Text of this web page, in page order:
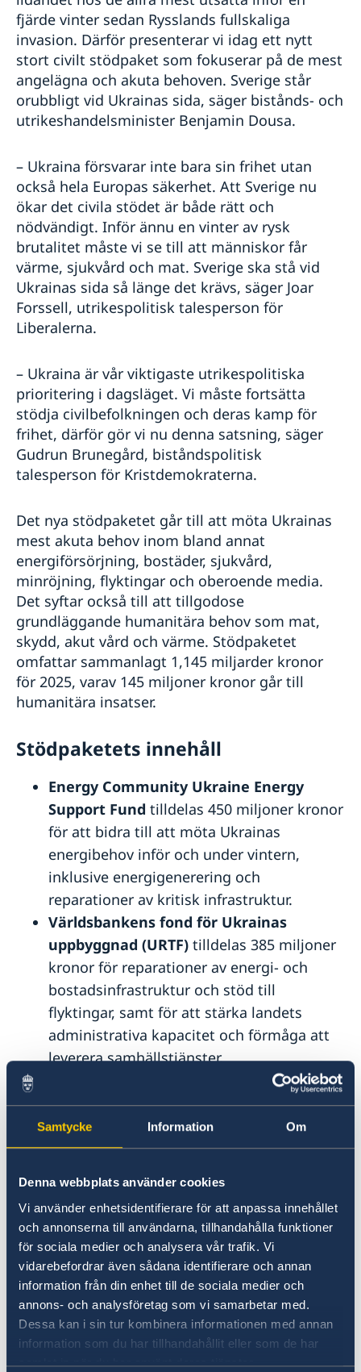
Samtycke Information Om
Denna webbplats använder cookies
Vi använder enhetsidentifierare för att anpassa innehållet
och annonserna till användarna, tillhandahålla funktioner
för sociala medier och analysera vår trafik. Vi
vidarebefordrar även sådana identifierare och annan
information från din enhet till de sociala medier och
annons- och analysföretag som vi samarbetar med.
Dessa kan i sin tur kombinera informationen med annan
information som du har tillhandahållit eller som de har
samlat in när du har använt deras tjänster.
fjärde vinter sedan Rysslands fullskaliga
invasion. Därför presenterar vi idag ett nytt
stort civilt stödpaket som fokuserar på de mest
angelägna och akuta behoven. Sverige står
orubbligt vid Ukrainas sida, säger bistånds- och
utrikeshandelsminister Benjamin Dousa.
– Ukraina försvarar inte bara sin frihet utan
också hela Europas säkerhet. Att Sverige nu
ökar det civila stödet är både rätt och
nödvändigt. Inför ännu en vinter av rysk
brutalitet måste vi se till att människor får
värme, sjukvård och mat. Sverige ska stå vid
Ukrainas sida så länge det krävs, säger Joar
Forssell, utrikespolitisk talesperson för
Liberalerna.
– Ukraina är vår viktigaste utrikespolitiska
prioritering i dagsläget. Vi måste fortsätta
stödja civilbefolkningen och deras kamp för
frihet, därför gör vi nu denna satsning, säger
Gudrun Brunegård, biståndspolitisk
talesperson för Kristdemokraterna.
Det nya stödpaketet går till att möta Ukrainas
mest akuta behov inom bland annat
energiförsörjning, bostäder, sjukvård,
minröjning, flyktingar och oberoende media.
Det syftar också till att tillgodose
grundläggande humanitära behov som mat,
skydd, akut vård och värme. Stödpaketet
omfattar sammanlagt 1,145 miljarder kronor
för 2025, varav 145 miljoner kronor går till
humanitära insatser.
Stödpaketets innehåll
Energy Community Ukraine Energy
Support Fund tilldelas 450 miljoner kronor
för att bidra till att möta Ukrainas
energibehov inför och under vintern,
inklusive energigenerering och
reparationer av kritisk infrastruktur.
Världsbankens fond för Ukrainas
uppbyggnad (URTF) tilldelas 385 miljoner
kronor för reparationer av energi- och
bostadsinfrastruktur och stöd till
flyktingar, samt för att stärka landets
administrativa kapacitet och förmåga att
leverera samhällstjänster.
100 miljoner kronor går till insatser
inomminröjning, bortforsling av
krigsbråte och ekonomisk återhämtning i
områden som varit minerade, varav 50
utvecklingsprogram (UNDP) och Sida
uppdras att fördela 50 miljoner kronor.
30 miljoner kronor går till stöd
föroberoende mediai Ukraina, varav 15
miljoner kronor går till Pragcentret och 15
miljoner kronor går till Sida för fördelning.
25 miljoner kronor går till att stärka